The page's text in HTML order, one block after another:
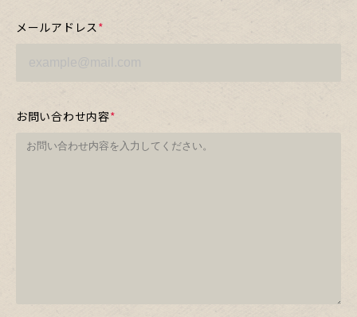
メールアドレス*
お問い合わせ内容*